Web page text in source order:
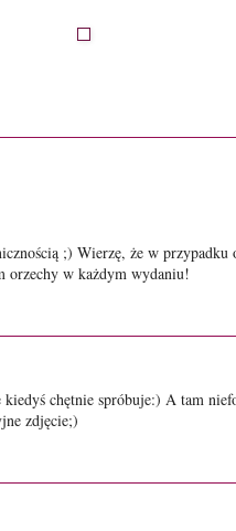
;) Wierzę, że w przypadku
orzechy w każdym wydaniu!
chętnie spróbuje:) A tam
zdjęcie;)